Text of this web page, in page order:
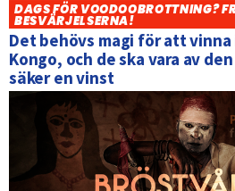
DAGS FÖR VOODOOBROTTNING?
BESVÄRJELSERNA!
Det behövs magi för att
Kongo, och de ska vara av
säker en vinst